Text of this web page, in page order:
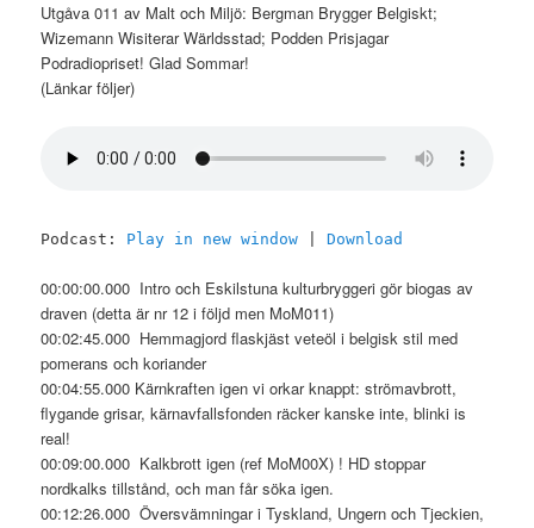
Utgåva 011 av Malt och Miljö: Bergman Brygger Belgiskt;
Wizemann Wisiterar Wärldsstad; Podden Prisjagar
Podradiopriset! Glad Sommar!
(Länkar följer)
Podcast: Play in new window |Download
00:00:00.000 Intro och Eskilstuna kulturbryggeri gör biogas av
draven (detta är nr 12 i följd men MoM011)
00:02:45.000 Hemmagjord flaskjäst veteöl i belgisk stil med
pomerans och koriander
00:04:55.000 Kärnkraften igen vi orkar knappt: strömavbrott,
flygande grisar, kärnavfallsfonden räcker kanske inte, blinki is
real!
00:09:00.000 Kalkbrott igen (ref MoM00X) ! HD stoppar
nordkalks tillstånd, och man får söka igen.
00:12:26.000 Översvämningar i Tyskland, Ungern och Tjeckien,